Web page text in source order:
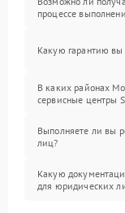
процессе
Какую гарантию вы
В каких районах
сервисные центры
Выполняете ли вы
лиц?
Какую
для юридических